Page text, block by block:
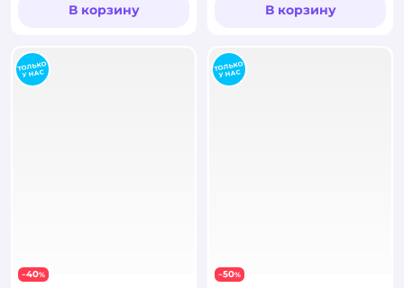
В корзину В корзину
−40% −50%